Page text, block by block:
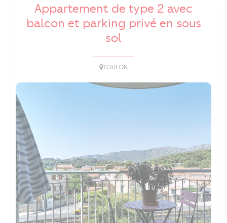
Appartement de type 2 avec
balcon et parking privé en sous
sol
TOULON